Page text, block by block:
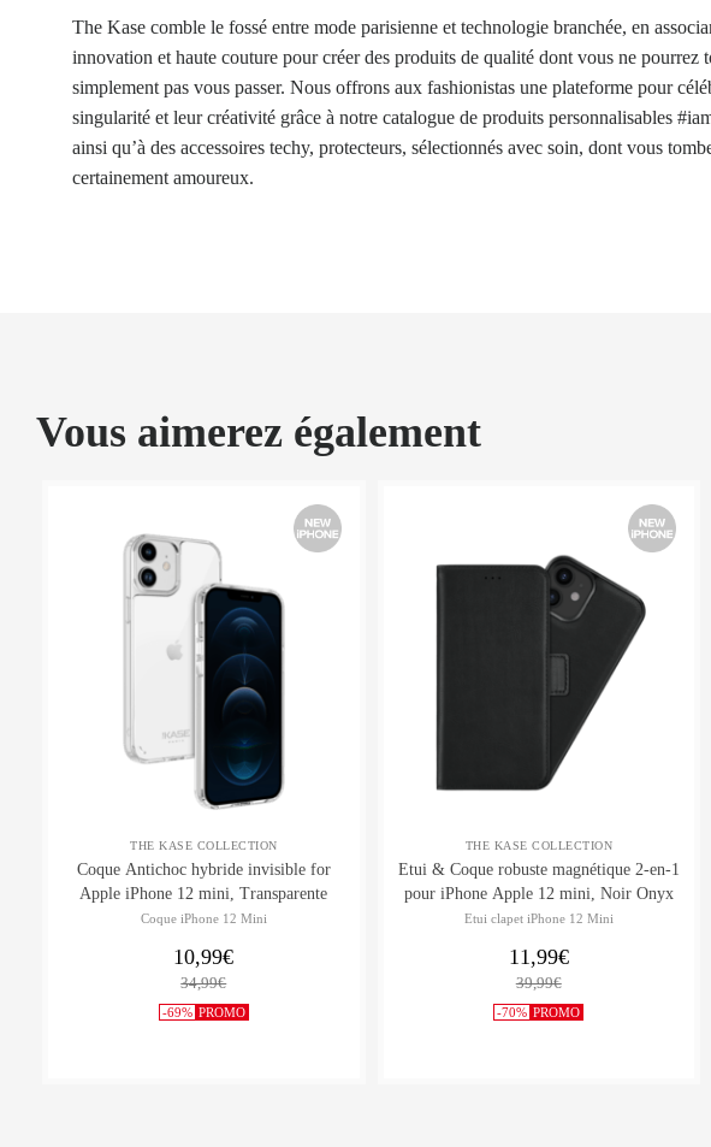
The Kase comble le fossé entre mode parisienne et technologie branchée, en
innovation et haute couture pour créer des produits de qualité dont vous ne pourrez
simplement pas vous passer. Nous offrons aux fashionistas une plateforme pour
singularité et leur créativité grâce à notre catalogue de produits personnalisables
ainsi qu’à des accessoires techy, protecteurs, sélectionnés avec soin, dont vous
certainement amoureux.
Vous aimerez également
THE KASE COLLECTION
Coque Antichoc hybride invisible for
Apple iPhone 12 mini, Transparente
Coque iPhone 12 Mini
10,99€
34,99€
-69% PROMO
THE KASE COLLECTION
Etui & Coque robuste magnétique 2-en-1
pour iPhone Apple 12 mini, Noir Onyx
Etui clapet iPhone 12 Mini
11,99€
39,99€
-70% PROMO